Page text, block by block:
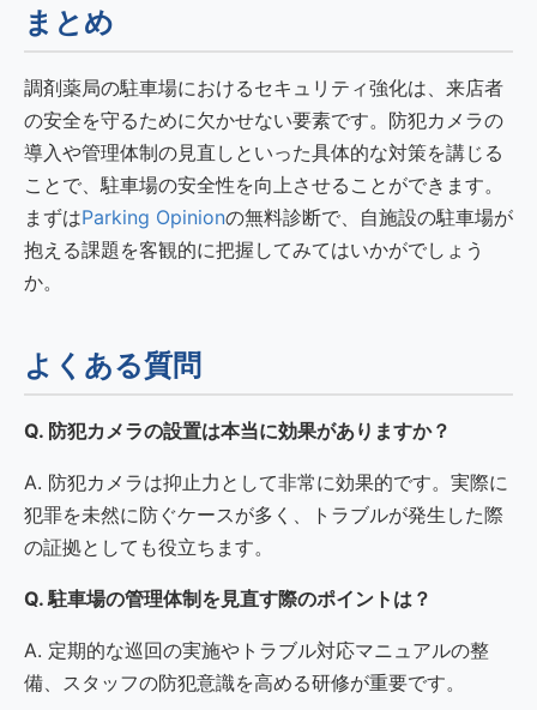
まとめ
調剤薬局の駐車場におけるセキュリティ強化は、来店者
の安全を守るために欠かせない要素です。防犯カメラの
導入や管理体制の見直しといった具体的な対策を講じる
ことで、駐車場の安全性を向上させることができます。
まずはParking Opinionの無料診断で、自施設の駐車場が
抱える課題を客観的に把握してみてはいかがでしょう
か。
よくある質問
Q. 防犯カメラの設置は本当に効果がありますか？
A. 防犯カメラは抑止力として非常に効果的です。実際に
犯罪を未然に防ぐケースが多く、トラブルが発生した際
の証拠としても役立ちます。
Q. 駐車場の管理体制を見直す際のポイントは？
A. 定期的な巡回の実施やトラブル対応マニュアルの整
備、スタッフの防犯意識を高める研修が重要です。